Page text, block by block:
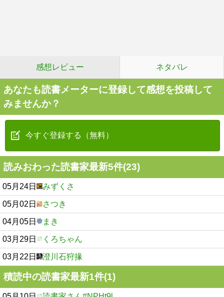
感想レビュー ネタバレ
あなたも読書メーターに登録して感想を投稿して
みませんか？
今すぐ登録する（無料）
読みおわった読書家最新5件(23)
05月24日 みずくさ
05月02日 さつき
04月05日 まき
03月29日 くろちゃん
03月22日 澄川石狩掾
積読中の読書家最新1件(1)